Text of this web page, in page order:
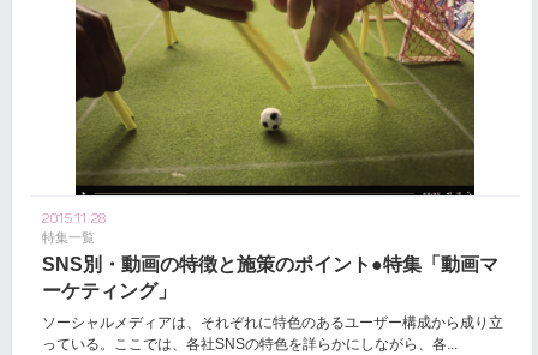
2015.11.28
特集一覧
SNS別・動画の特徴と施策のポイント●特集「動画マ
ーケティング」
ソーシャルメディアは、それぞれに特色のあるユーザー構成から成り立
っている。ここでは、各社SNSの特色を詳らかにしながら、各...